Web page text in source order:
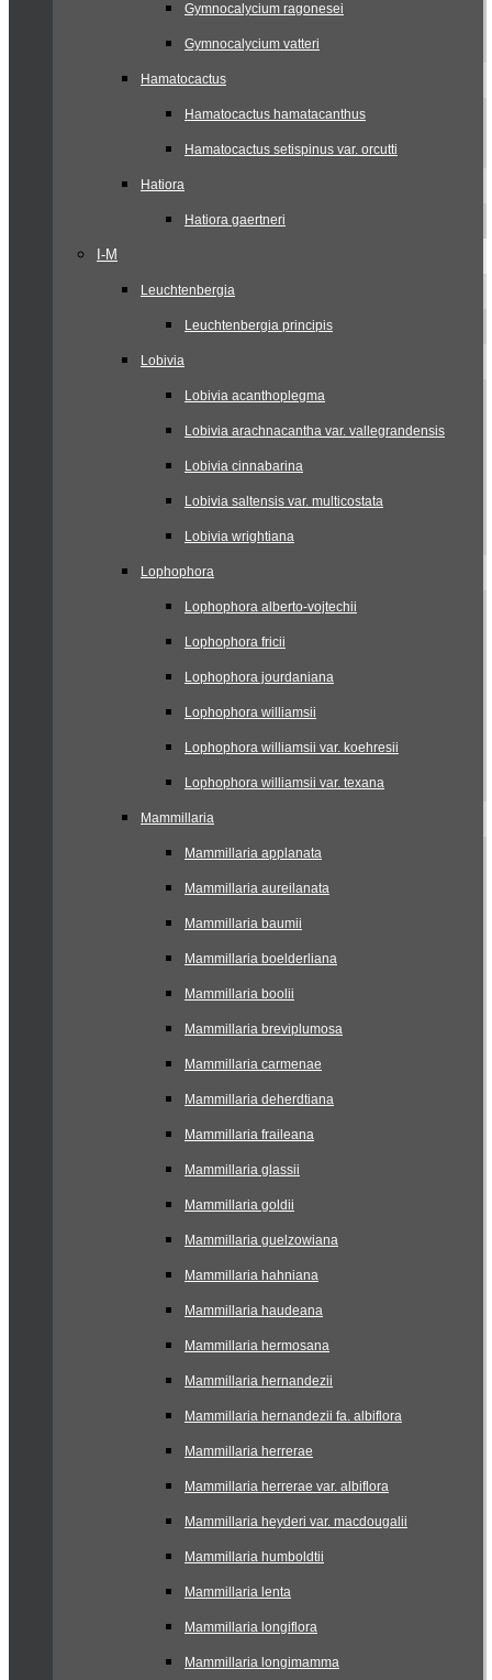
Gymnocalycium ragonesei
Gymnocalycium vatteri
Hamatocactus
Hamatocactus hamatacanthus
Hamatocactus setispinus var. orcutti
Hatiora
Hatiora gaertneri
I-M
Leuchtenbergia
Leuchtenbergia principis
Lobivia
Lobivia acanthoplegma
Lobivia arachnacantha var. vallegrandensis
Lobivia cinnabarina
Lobivia saltensis var. multicostata
Lobivia wrightiana
Lophophora
Lophophora alberto-vojtechii
Lophophora fricii
Lophophora jourdaniana
Lophophora williamsii
Lophophora williamsii var. koehresii
Lophophora williamsii var. texana
Mammillaria
Mammillaria applanata
Mammillaria aureilanata
Mammillaria baumii
Mammillaria boelderliana
Mammillaria boolii
Mammillaria breviplumosa
Mammillaria carmenae
Mammillaria deherdtiana
Mammillaria fraileana
Mammillaria glassii
Mammillaria goldii
Mammillaria guelzowiana
Mammillaria hahniana
Mammillaria haudeana
Mammillaria hermosana
Mammillaria hernandezii
Mammillaria hernandezii fa. albiflora
Mammillaria herrerae
Mammillaria herrerae var. albiflora
Mammillaria heyderi var. macdougalii
Mammillaria humboldtii
Mammillaria lenta
Mammillaria longiflora
Mammillaria longimamma